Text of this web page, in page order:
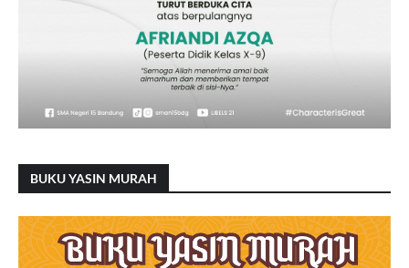
BUKU YASIN MURAH